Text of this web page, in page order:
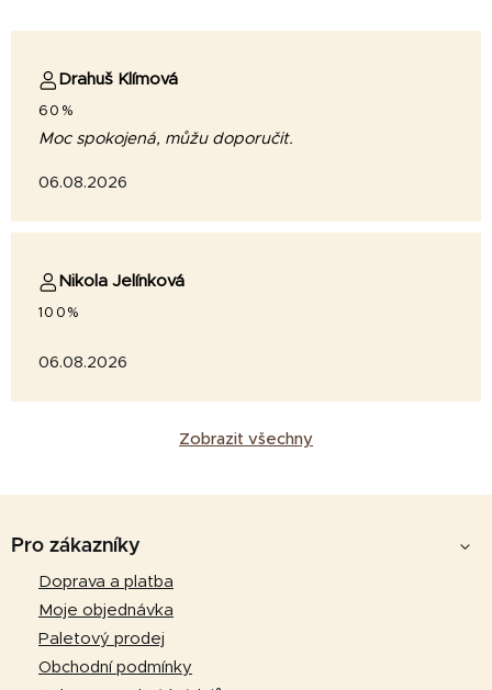
Drahuš Klímová
60%
Moc spokojená, můžu doporučit.
06.08.2026
Nikola Jelínková
100%
06.08.2026
Zobrazit všechny
Pro zákazníky
Doprava a platba
Moje objednávka
Paletový prodej
Obchodní podmínky